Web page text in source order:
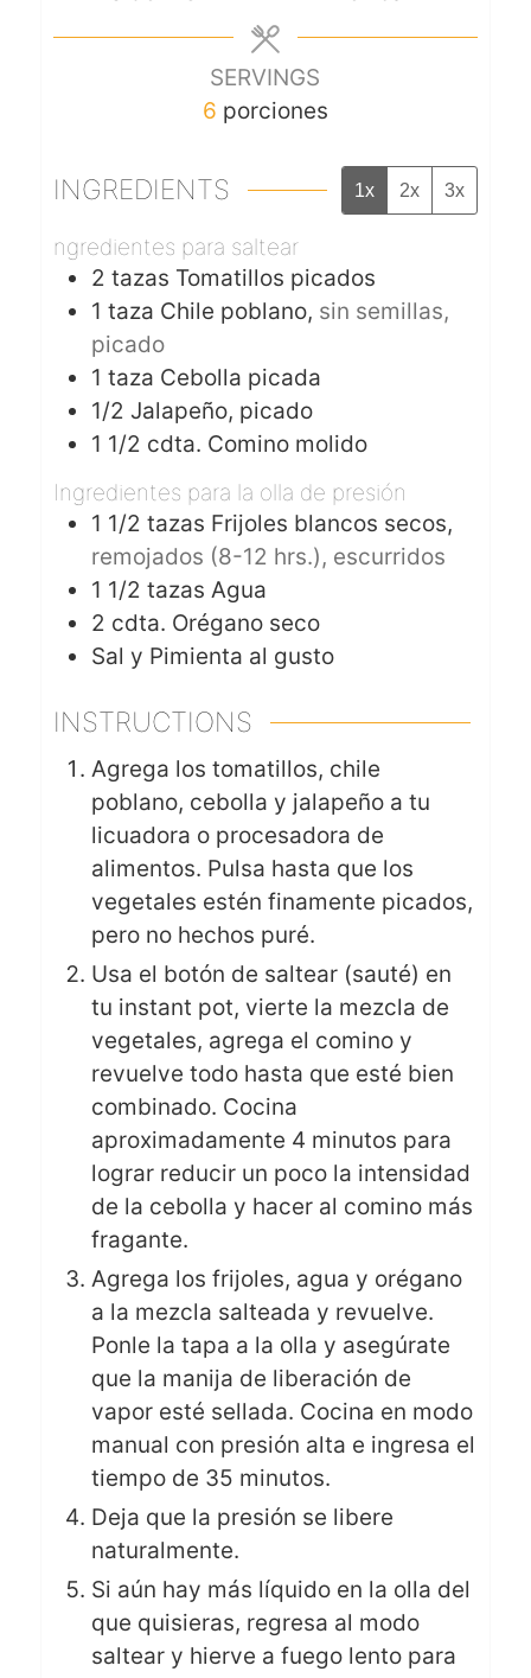
SERVINGS
6 porciones
INGREDIENTS 1x 2x 3x
ngredientes para saltear
2 tazas Tomatillos picados
1 taza Chile poblano, sin semillas,
picado
1 taza Cebolla picada
1/2 Jalapeño, picado
1 1/2 cdta. Comino molido
Ingredientes para la olla de presión
1 1/2 tazas Frijoles blancos secos,
remojados (8-12 hrs.), escurridos
1 1/2 tazas Agua
2 cdta. Orégano seco
Sal y Pimienta al gusto
INSTRUCTIONS
Agrega los tomatillos, chile
poblano, cebolla y jalapeño a tu
licuadora o procesadora de
alimentos. Pulsa hasta que los
vegetales estén finamente picados,
pero no hechos puré.
Usa el botón de saltear (sauté) en
tu instant pot, vierte la mezcla de
vegetales, agrega el comino y
revuelve todo hasta que esté bien
combinado. Cocina
aproximadamente 4 minutos para
lograr reducir un poco la intensidad
de la cebolla y hacer al comino más
fragante.
Agrega los frijoles, agua y orégano
a la mezcla salteada y revuelve.
Ponle la tapa a la olla y asegúrate
que la manija de liberación de
vapor esté sellada. Cocina en modo
manual con presión alta e ingresa el
tiempo de 35 minutos.
Deja que la presión se libere
naturalmente.
Si aún hay más líquido en la olla del
que quisieras, regresa al modo
saltear y hierve a fuego lento para